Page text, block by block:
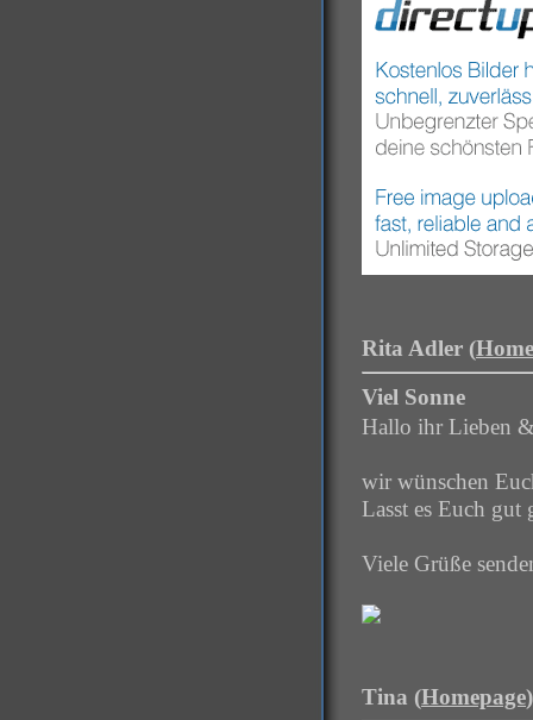
Rita Adler (
Viel Sonne
Hallo ihr Lieben
wir wünschen
Lasst es Euch
Viele Grüße
Tina (Homepage